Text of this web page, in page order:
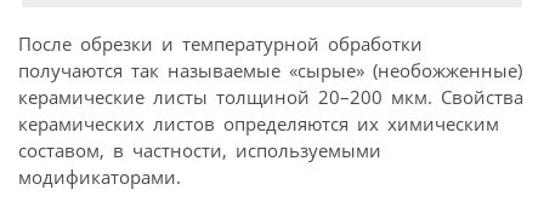
После обрезки и температурной обработки
получаются так называемые «сырые» (необожженные)
керамические листы толщиной 20–200 мкм. Свойства
керамических листов определяются их химическим
составом, в частности, используемыми
модификаторами.